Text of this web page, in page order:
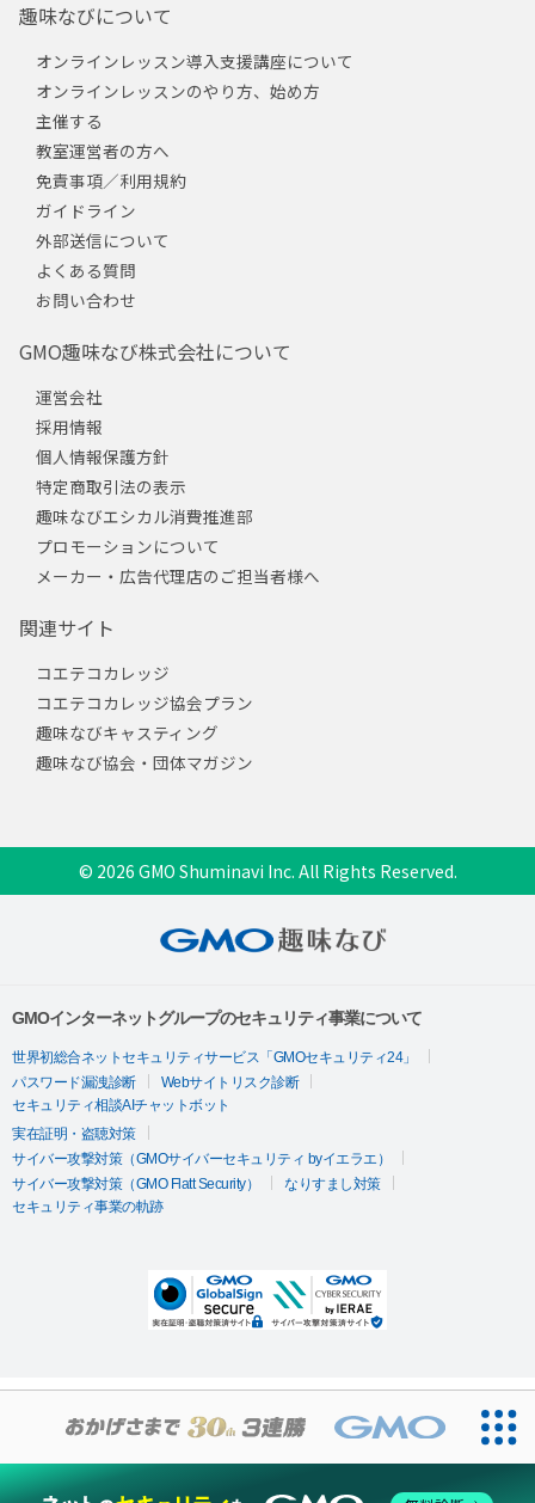
趣味なびについて
オンラインレッスン導入支援講座について
オンラインレッスンのやり方、始め方
主催する
教室運営者の方へ
免責事項／利用規約
ガイドライン
外部送信について
よくある質問
お問い合わせ
GMO趣味なび株式会社について
運営会社
採用情報
個人情報保護方針
特定商取引法の表示
趣味なびエシカル消費推進部
プロモーションについて
メーカー・広告代理店のご担当者様へ
関連サイト
コエテコカレッジ
コエテコカレッジ協会プラン
趣味なびキャスティング
趣味なび協会・団体マガジン
© 2026 GMO Shuminavi Inc. All Rights Reserved.